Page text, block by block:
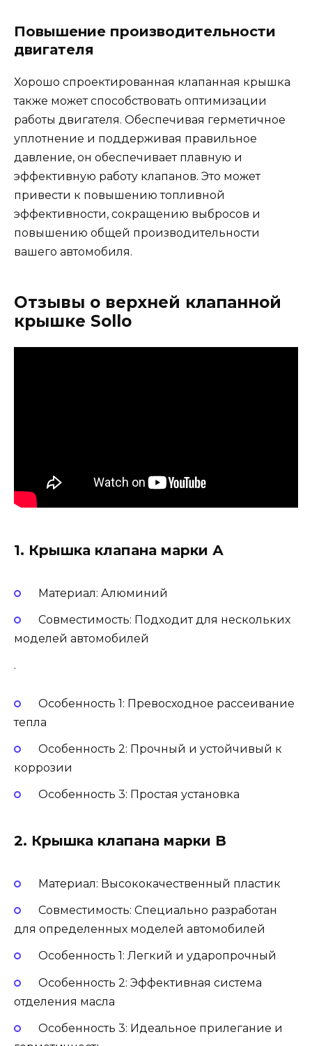
Повышение производительности
двигателя
Хорошо спроектированная клапанная крышка
также может способствовать оптимизации
работы двигателя. Обеспечивая герметичное
уплотнение и поддерживая правильное
давление, он обеспечивает плавную и
эффективную работу клапанов. Это может
привести к повышению топливной
эффективности, сокращению выбросов и
повышению общей производительности
вашего автомобиля.
Отзывы о верхней клапанной
крышке Sollo
1. Крышка клапана марки А
Материал: Алюминий
Совместимость: Подходит для нескольких
моделей автомобилей
.
Особенность 1: Превосходное рассеивание
тепла
Особенность 2: Прочный и устойчивый к
коррозии
Особенность 3: Простая установка
2. Крышка клапана марки B
Материал: Высококачественный пластик
Совместимость: Специально разработан
для определенных моделей автомобилей
Особенность 1: Легкий и ударопрочный
Особенность 2: Эффективная система
отделения масла
Особенность 3: Идеальное прилегание и